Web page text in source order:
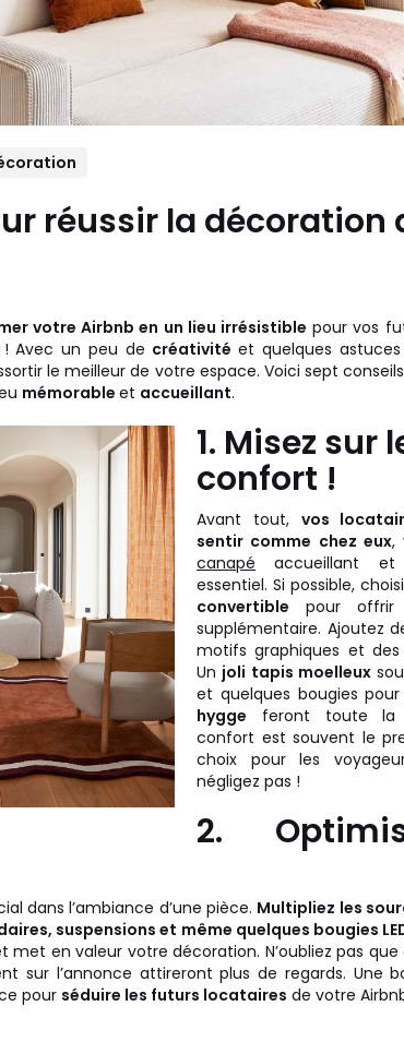
réussir la décoration
votre Airbnb en un lieu irrésistible pour vos
Avec un peu de créativitéet quelques
le meilleur de votre espace. Voici sept
mémorable et accueillant.
1. Misez sur
confort !
Avant tout, vos
sentir comme chez eux,
canapé accueillant et
essentiel. Si possible,
convertible pour offrir
supplémentaire. Ajoutez
motifs graphiques et des
Un joli tapis moelleux
et quelques bougies
hygge feront toute la
confort est souvent le
choix pour les
négligez pas !
2.
dans l’ambiance d’une pièce. Multipliez les
suspensions et même quelques bougies
met en valeur votre décoration. N’oubliez pas
sur l’annonce attireront plus de regards. Une
pour séduire les futurs locataires de votre